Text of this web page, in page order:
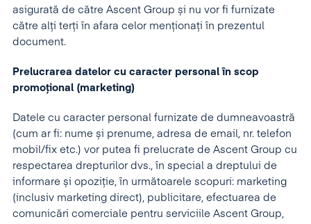
asigurată de către Ascent Group și nu vor fi furnizate
către alți terți în afara celor menționați în prezentul
document.
Prelucrarea datelor cu caracter personal în scop
promoțional (marketing)
Datele cu caracter personal furnizate de dumneavoastră
(cum ar fi: nume și prenume, adresa de email, nr. telefon
mobil/fix etc.) vor putea fi prelucrate de Ascent Group cu
respectarea drepturilor dvs., în special a dreptului de
informare și opoziție, în următoarele scopuri: marketing
(inclusiv marketing direct), publicitare, efectuarea de
comunicări comerciale pentru serviciile Ascent Group,